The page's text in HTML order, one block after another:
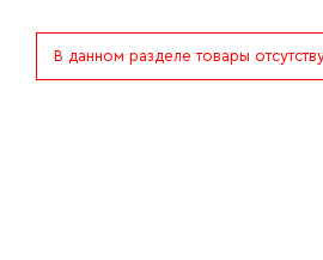
В данном разделе товары